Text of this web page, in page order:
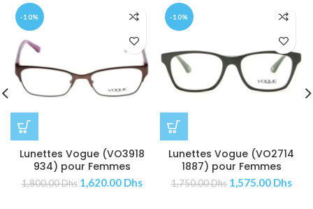
-10%
Lunettes Vogue (VO3918
934) pour Femmes
1,800.00Dhs 1,620.00 Dhs
-10%
Lunettes Vogue (VO2714
1887) pour Femmes
1,750.00Dhs 1,575.00 Dhs